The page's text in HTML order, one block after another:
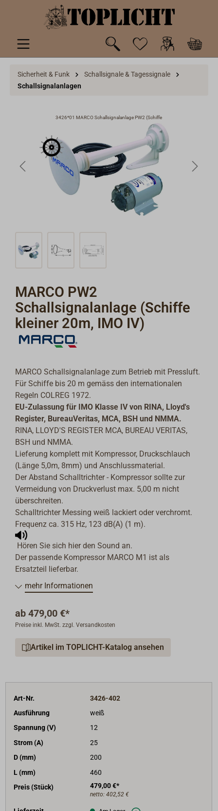
springen
Sicherheit & Funk
Schallsignale & Tagessignale
Schallsignalanlagen
3426*01 MARCO Schallsignalanlage PW2 (Schiffe
MARCO PW2
Schallsignalanlage (Schiffe
kleiner 20m, IMO IV)
MARCO Schallsignalanlage zum Betrieb mit Pressluft.
Für Schiffe bis 20 m gemäss den internationalen
Regeln COLREG 1972.
EU-Zulassung für IMO Klasse IV von RINA, Lloyd's
Register, BureauVeritas, MCA, BSH und NMMA.
RINA, LLOYD'S REGISTER MCA, BUREAU VERITAS,
BSH und NMMA.
Lieferung komplett mit Kompressor, Druckschlauch
(Länge 5,0m, 8mm) und Anschlussmaterial.
Der Abstand Schalltrichter - Kompressor sollte zur
Vermeidung von Druckverlust max. 5,00 m nicht
überschreiten.
Schalltrichter Messing weiß lackiert oder verchromt.
Frequenz ca. 315 Hz, 123 dB(A) (1 m).
Hören Sie sich hier den Sound an.
Der passende Kompressor MARCO M1 ist als
Ersatzteil lieferbar.
mehr Informationen
ab 479,00 €*
Preise inkl. MwSt. zzgl. Versandkosten
Artikel im TOPLICHT-Katalog ansehen
Art-Nr.
3426-402
Ausführung
weiß
Spannung (V)
12
Strom (A)
25
D (mm)
200
L (mm)
460
Preis (Stück)
479,00 €*
netto: 402,52 €